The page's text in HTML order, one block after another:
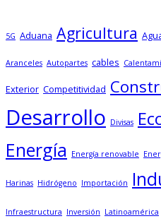
5G Aduana Agricultura
Aranceles Autopartes cables
Exterior Competitividad
Desarrollo Divisas
Energía Energía renovable
Harinas Hidrógeno Importación
Infraestructura Inversión Latinoamérica